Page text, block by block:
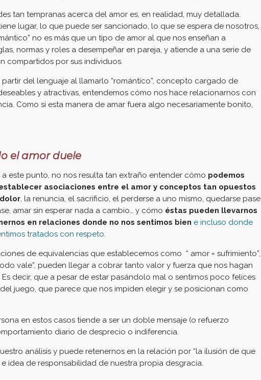
tan tempranas acerca del amor es, en realidad, muy detallada.
lugar, lo que puede ser sancionado, lo que se espera de nosotros,
no es más que un tipo de amor al que nos enseñan a
normas y roles a desempeñar en pareja, y atiende a una serie de
compartidos por sus individuos.
del lenguaje al llamarlo “romántico”, concepto cargado de
y atractivas, entendemos cómo nos hace relacionarnos con
Como si esta manera de amar fuera algo necesariamente bonito,
el amor duele
este punto, no nos resulta tan extraño entender cómo podemos
asociaciones entre el amor y conceptos tan opuestos
, la renuncia, el sacrificio, el perderse a uno mismo, quedarse pase
amar sin esperar nada a cambio… y cómo éstas pueden llevarnos
en relaciones donde no nos sentimos bien e incluso donde
tratados con respeto.
de equivalencias que establecemos como “ amor = sufrimiento”,
vale”, pueden llegar a cobrar tanto valor y fuerza que nos hagan
decir, que a pesar de estar pasándolo mal o sentirnos poco felices
juego, que parece que nos impiden elegir y se posicionan como
en estos casos tiende a ser un doble mensaje (o refuerzo
diario de desprecio o indiferencia.
análisis y puede retenernos en la relación por “la ilusión de que
idea de responsabilidad de nuestra propia desgracia.